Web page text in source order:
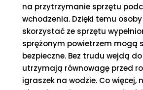
na przytrzymanie sprzętu
wchodzenia. Dzięki temu
skorzystać ze sprzętu
sprężonym powietrzem mogą
bezpieczne. Bez trudu wejdą
utrzymają równowagę przed
igraszek na wodzie. Co więcej,